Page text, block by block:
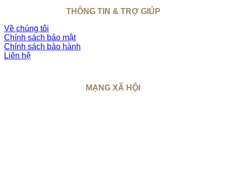
THÔNG TIN & TRỢ GIÚP
Về chúng tôi
Chính sách bảo mật
Chính sách bảo hành
Liên hệ
MẠNG XÃ HỘI